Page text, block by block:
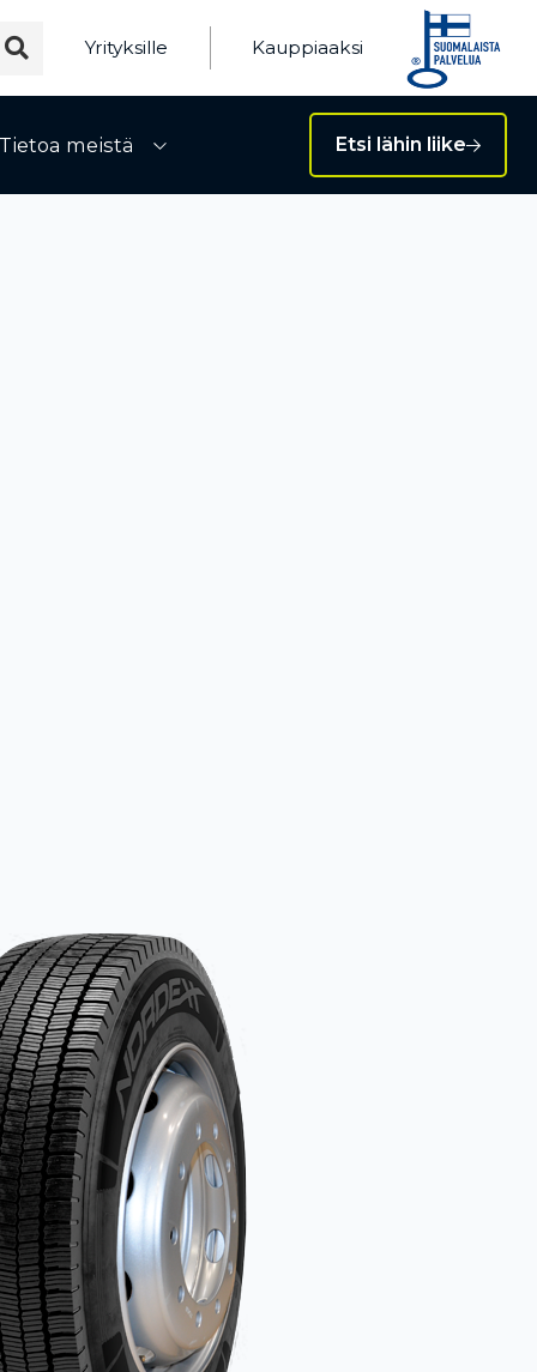
Yrityksille Kauppiaaksi
Tietoa meistä Etsi lähin liike